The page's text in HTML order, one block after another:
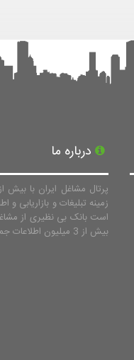
درباره ما
پرتال مشاغل ایران با بیش
زمینه تبلیغات و بازاریابی و
است بانک بی نظیری از
بیش از 3 میلیون اطلاعات جمع آوری نماید.